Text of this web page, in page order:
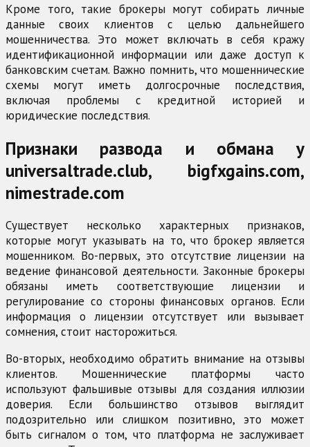
Кроме того, такие брокеры могут собирать личные
данные своих клиентов с целью дальнейшего
мошенничества. Это может включать в себя кражу
идентификационной информации или даже доступ к
банковским счетам. Важно помнить, что мошеннические
схемы могут иметь долгосрочные последствия,
включая проблемы с кредитной историей и
юридические последствия.
Признаки развода и обмана у
universaltrade.club, bigfxgains.com,
nimestrade.com
Существует несколько характерных признаков,
которые могут указывать на то, что брокер является
мошенником. Во-первых, это отсутствие лицензии на
ведение финансовой деятельности. Законные брокеры
обязаны иметь соответствующие лицензии и
регулирование со стороны финансовых органов. Если
информация о лицензии отсутствует или вызывает
сомнения, стоит насторожиться.
Во-вторых, необходимо обратить внимание на отзывы
клиентов. Мошеннические платформы часто
используют фальшивые отзывы для создания иллюзии
доверия. Если большинство отзывов выглядит
подозрительно или слишком позитивно, это может
быть сигналом о том, что платформа не заслуживает